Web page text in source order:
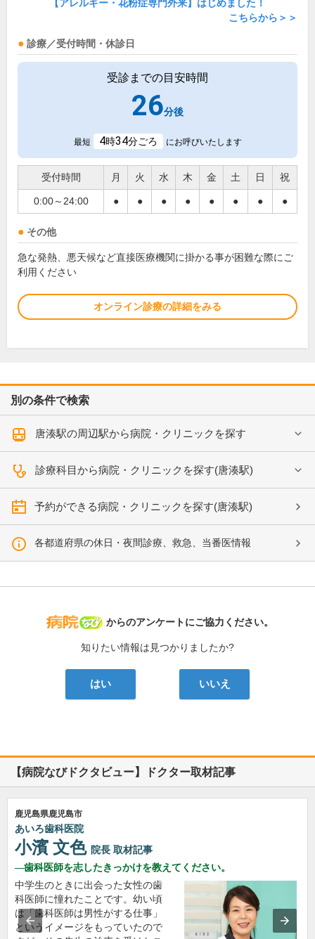
【アレルギー・花粉症専門外来】はじめました！
こちらから＞＞
診療／受付時間・休診日
受診までの目安時間
26分後
最短 4時34分ごろ にお呼びいたします
受付時間 月 火 水 木 金 土 日 祝
0:00～24:00 ● ● ● ● ● ● ● ●
その他
急な発熱、悪天候など直接医療機関に掛かる事が困難な際にご
利用ください
オンライン診療の詳細をみる
別の条件で検索
唐湊駅の周辺駅から病院・クリニックを探す
診療科目から病院・クリニックを探す(唐湊駅)
予約ができる病院・クリニックを探す(唐湊駅)
各都道府県の休日・夜間診療、救急、当番医情報
病院なび
からのアンケートにご協力ください。
知りたい情報は見つかりましたか?
はい いいえ
【病院なびドクタビュー】ドクター取材記事
鹿児島県鹿児島市
あいろ歯科医院
小濱 文色 院長 取材記事
歯科医師を志したきっかけを教えてください。
中学生のときに出会った女性の歯
科医師に憧れたことです。幼い頃
は「歯科医師は男性がする仕事」
というイメージをもっていたので